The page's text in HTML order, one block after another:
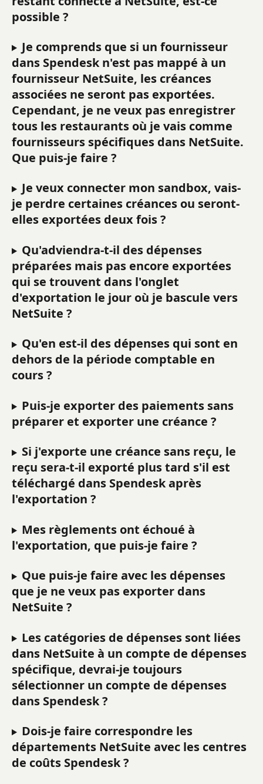
possible ?
Je comprends que si un fournisseur
dans Spendesk n'est pas mappé à un
fournisseur NetSuite, les créances
associées ne seront pas exportées.
Cependant, je ne veux pas enregistrer
tous les restaurants où je vais comme
fournisseurs spécifiques dans NetSuite.
Que puis-je faire ?
Je veux connecter mon sandbox, vais-
je perdre certaines créances ou seront-
elles exportées deux fois ?
Qu'adviendra-t-il des dépenses
préparées mais pas encore exportées
qui se trouvent dans l'onglet
d'exportation le jour où je bascule vers
NetSuite ?
Qu'en est-il des dépenses qui sont en
dehors de la période comptable en
cours ?
Puis-je exporter des paiements sans
préparer et exporter une créance ?
Si j'exporte une créance sans reçu, le
reçu sera-t-il exporté plus tard s'il est
téléchargé dans Spendesk après
l'exportation ?
Mes règlements ont échoué à
l'exportation, que puis-je faire ?
Que puis-je faire avec les dépenses
que je ne veux pas exporter dans
NetSuite ?
Les catégories de dépenses sont liées
dans NetSuite à un compte de dépenses
spécifique, devrai-je toujours
sélectionner un compte de dépenses
dans Spendesk ?
Dois-je faire correspondre les
départements NetSuite avec les centres
de coûts Spendesk ?